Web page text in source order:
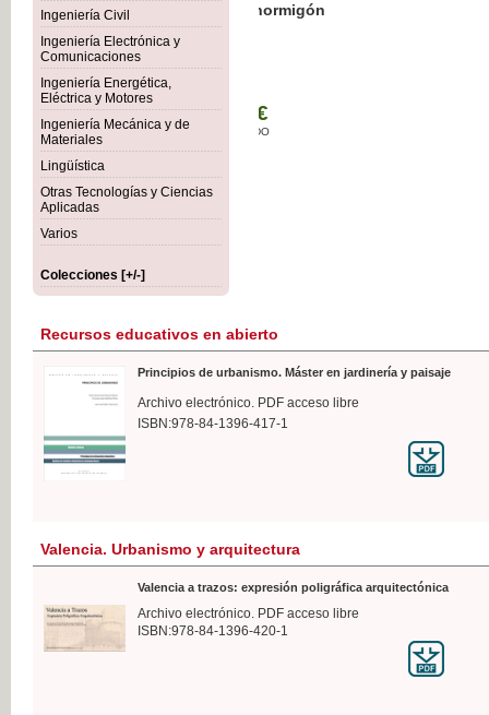
Ingeniería Civil
Ingeniería Electrónica y
Comunicaciones
Ingeniería Energética,
Eléctrica y Motores
Ingeniería Mecánica y de
Materiales
Lingüística
Otras Tecnologías y Ciencias
Aplicadas
Varios
Colecciones [+/-]
Botánica Agroalimentaria
Recursos educativos en abierto
Principios de urbanismo. Máster en jardinería y paisaje
Archivo electrónico. PDF acceso libre
ISBN:978-84-1396-417-1
Valencia. Urbanismo y arquitectura
Valencia a trazos: expresión poligráfica arquitectónica
Archivo electrónico. PDF acceso libre
ISBN:978-84-1396-420-1